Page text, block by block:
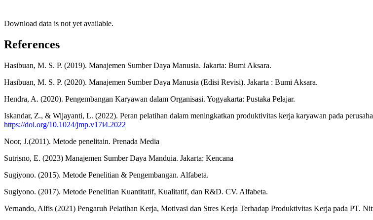
Download data is not yet available.
References
Hasibuan, M. S. P. (2019). Manajemen Sumber Daya Manusia. Jakarta: Bumi Aksara.
Hasibuan, M. S. P. (2020). Manajemen Sumber Daya Manusia (Edisi Revisi). Jakarta : Bumi Aksara.
Hendra, A. (2020). Pengembangan Karyawan dalam Organisasi. Yogyakarta: Pustaka Pelajar.
Iskandar, Z., & Wijayanti, L. (2022). Peran pelatihan dalam meningkatkan produktivitas kerja karyawan pada
https://doi.org/10.1024/jmp.v17i4.2022
Noor, J.(2011). Metode penelitain. Prenada Media
Sutrisno, E. (2023) Manajemen Sumber Daya Manduia. Jakarta: Kencana
Sugiyono. (2015). Metode Penelitian & Pengembangan. Alfabeta.
Sugiyono. (2017). Metode Penelitian Kuantitatif, Kualitatif, dan R&D. CV. Alfabeta.
Vernando, Alfis (2021) Pengaruh Pelatihan Kerja, Motivasi dan Stres Kerja Terhadap Produktivitas Kerja pada PT.